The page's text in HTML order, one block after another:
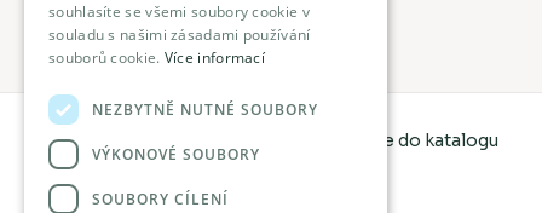
Zobrazeno: 6 ze 43
Proč být součástí katalogu?
Registrace do katalogu
souhlasíte se všemi soubory cookie v
souladu s našimi zásadami používání
souborů cookie. Více informací
NEZBYTNĚ NUTNÉ SOUBORY
VÝKONOVÉ SOUBORY
SOUBORY CÍLENÍ